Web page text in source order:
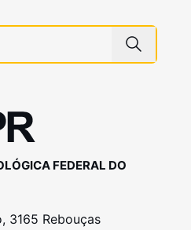
FEDERAL DO
3165 Rebouças